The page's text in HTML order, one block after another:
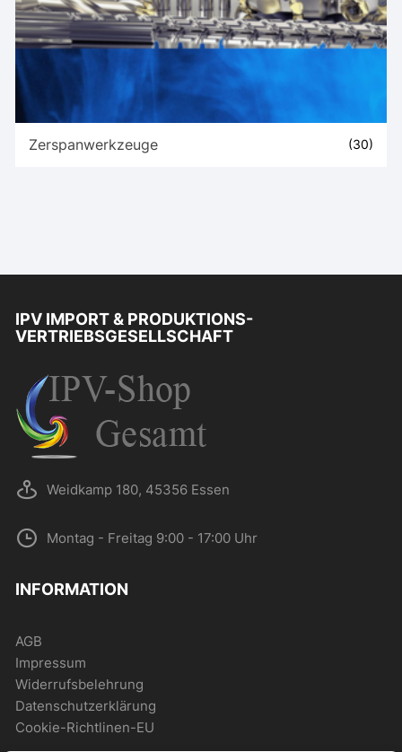
Zerspanwerkzeuge (30)
IPV IMPORT & PRODUKTIONS-
VERTRIEBSGESELLSCHAFT
Weidkamp 180, 45356 Essen
Montag - Freitag 9:00 - 17:00 Uhr
INFORMATION
AGB
Impressum
Widerrufsbelehrung
Datenschutzerklärung
Cookie-Richtlinen-EU